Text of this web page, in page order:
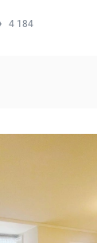
4 184